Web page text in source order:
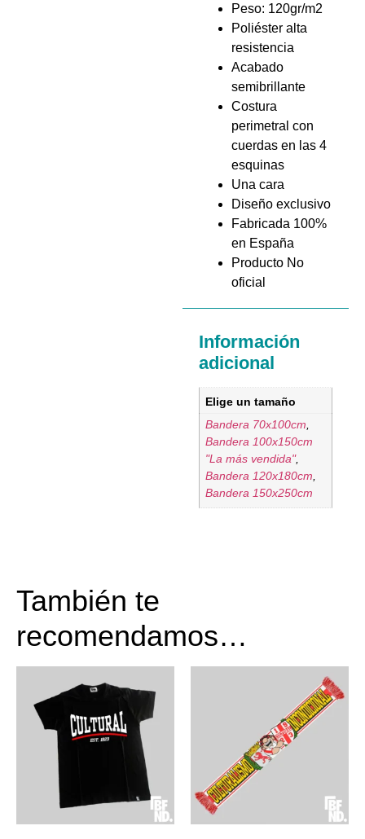
Peso: 120gr/m2
Poliéster alta
resistencia
Acabado
semibrillante
Costura
perimetral con
cuerdas en las 4
esquinas
Una cara
Diseño exclusivo
Fabricada 100%
en España
Producto No
oficial
Información
adicional
Elige un tamaño
Bandera 70x100cm
Bandera 100x150cm
"La más vendida",
Bandera 120x180cm
Bandera 150x250cm
También te
recomendamos…